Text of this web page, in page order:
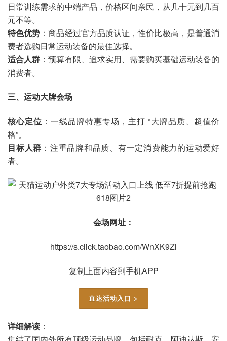
日常训练需求的中端产品，价格区间亲民，从几十元到几百
元不等。
特色优势 ：商品经过官方品质认证，性价比极高，是普通消
费者选购日常运动装备的最佳选择。
适合人群 ：预算有限、追求实用、需要购买基础运动装备的
消费者。
三、运动大牌会场
核心定位 ：一线品牌特惠专场，主打 “大牌品质、超值价
格”。
目标人群 ：注重品牌和品质、有一定消费能力的运动爱好
者。
会场网址：
https://s.click.taobao.com/WnXK9Zl
复制上面内容到手机APP
直达活动入口 >
详细解读 ：